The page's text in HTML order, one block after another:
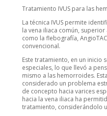
Tratamiento IVUS para las
La técnica IVUS permite
la vena iliaca común,
como la flebografía,
convencional.
Este tratamiento, en un inicio
especiales, lo que llevó a
mismo a las hemorroides.
considerado un problema
de concepto hacia varices
hacia la vena iliaca ha
tratamiento, considerándolo